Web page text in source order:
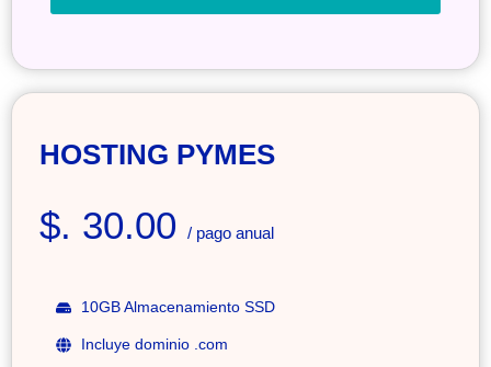
HOSTING PYMES
$. 30.00 / pago anual
10GB Almacenamiento SSD
Incluye dominio .com